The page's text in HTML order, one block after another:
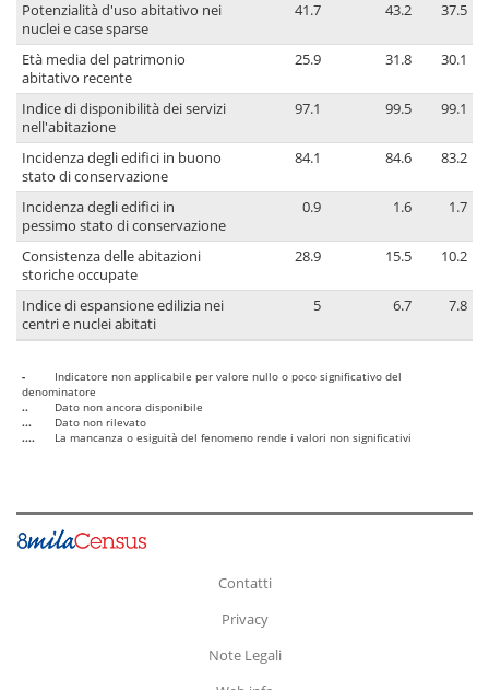
Potenzialità d'uso abitativo nei
nuclei e case sparse
41.7 43.2 37.5
Età media del patrimonio
abitativo recente
25.9 31.8 30.1
Indice di disponibilità dei servizi
nell'abitazione
97.1 99.5 99.1
Incidenza degli edifici in buono
stato di conservazione
84.1 84.6 83.2
Incidenza degli edifici in
pessimo stato di conservazione
0.9 1.6 1.7
Consistenza delle abitazioni
storiche occupate
28.9 15.5 10.2
Indice di espansione edilizia nei
centri e nuclei abitati
5 6.7 7.8
-
Indicatore non applicabile per valore nullo o poco significativo del
denominatore
..
Dato non ancora disponibile
...
Dato non rilevato
....
La mancanza o esiguità del fenomeno rende i valori non significativi
Contatti
Privacy
Note Legali